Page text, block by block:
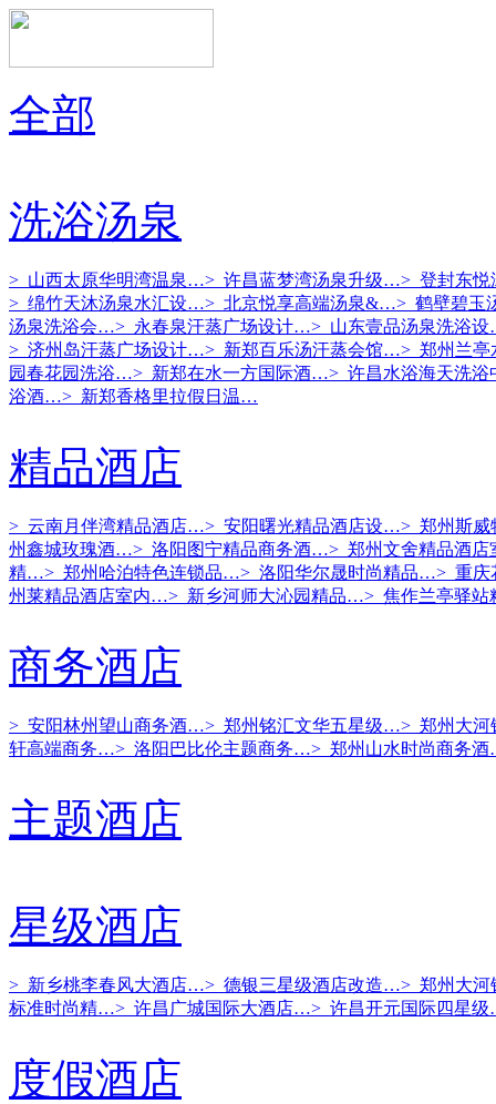
全部
洗浴汤泉
> 山西太原华明湾温泉…> 许昌蓝梦湾汤泉升级…> 登封东
> 绵竹天沐汤泉水汇设…> 北京悦享高端汤泉&…> 鹤壁碧玉
汤泉洗浴会…> 永春泉汗蒸广场设计…> 山东壹品汤泉洗浴
> 济州岛汗蒸广场设计…> 新郑百乐汤汗蒸会馆…> 郑州兰
园春花园洗浴…> 新郑在水一方国际酒…> 许昌水浴海天洗
浴酒…> 新郑香格里拉假日温…
精品酒店
> 云南月伴湾精品酒店…> 安阳曙光精品酒店设…> 郑州斯
州鑫城玫瑰酒…> 洛阳图宁精品商务酒…> 郑州文舍精品酒
精…> 郑州哈泊特色连锁品…> 洛阳华尔晟时尚精品…> 重庆
州莱精品酒店室内…> 新乡河师大沁园精品…> 焦作兰亭驿
商务酒店
> 安阳林州望山商务酒…> 郑州铭汇文华五星级…> 郑州大
轩高端商务…> 洛阳巴比伦主题商务…> 郑州山水时尚商务
主题酒店
星级酒店
> 新乡桃李春风大酒店…> 德银三星级酒店改造…> 郑州大
标准时尚精…> 许昌广城国际大酒店…> 许昌开元国际四星
度假酒店